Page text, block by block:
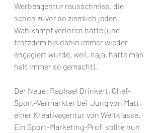
Werbeagentur rausschmiss, die
schon zuvor so ziemlich jeden
Wahlkampf verloren hatte (und
trotzdem bis dahin immer wieder
engagiert wurde, weil, naja, hatte man
halt immer so gemacht).
Der Neue: Raphael Brinkert, Chef-
Sport-Vermarkter bei  Jung von Matt,
einer Kreativagentur von Weltklasse.
Ein Sport-Marketing-Profi sollte nun